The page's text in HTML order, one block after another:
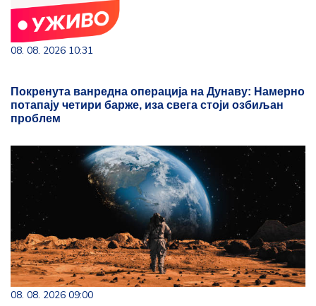
08. 08. 2026 10:31
Покренута ванредна операција на Дунаву: Намерно
потапају четири барже, иза свега стоји озбиљан
проблем
08. 08. 2026 09:00